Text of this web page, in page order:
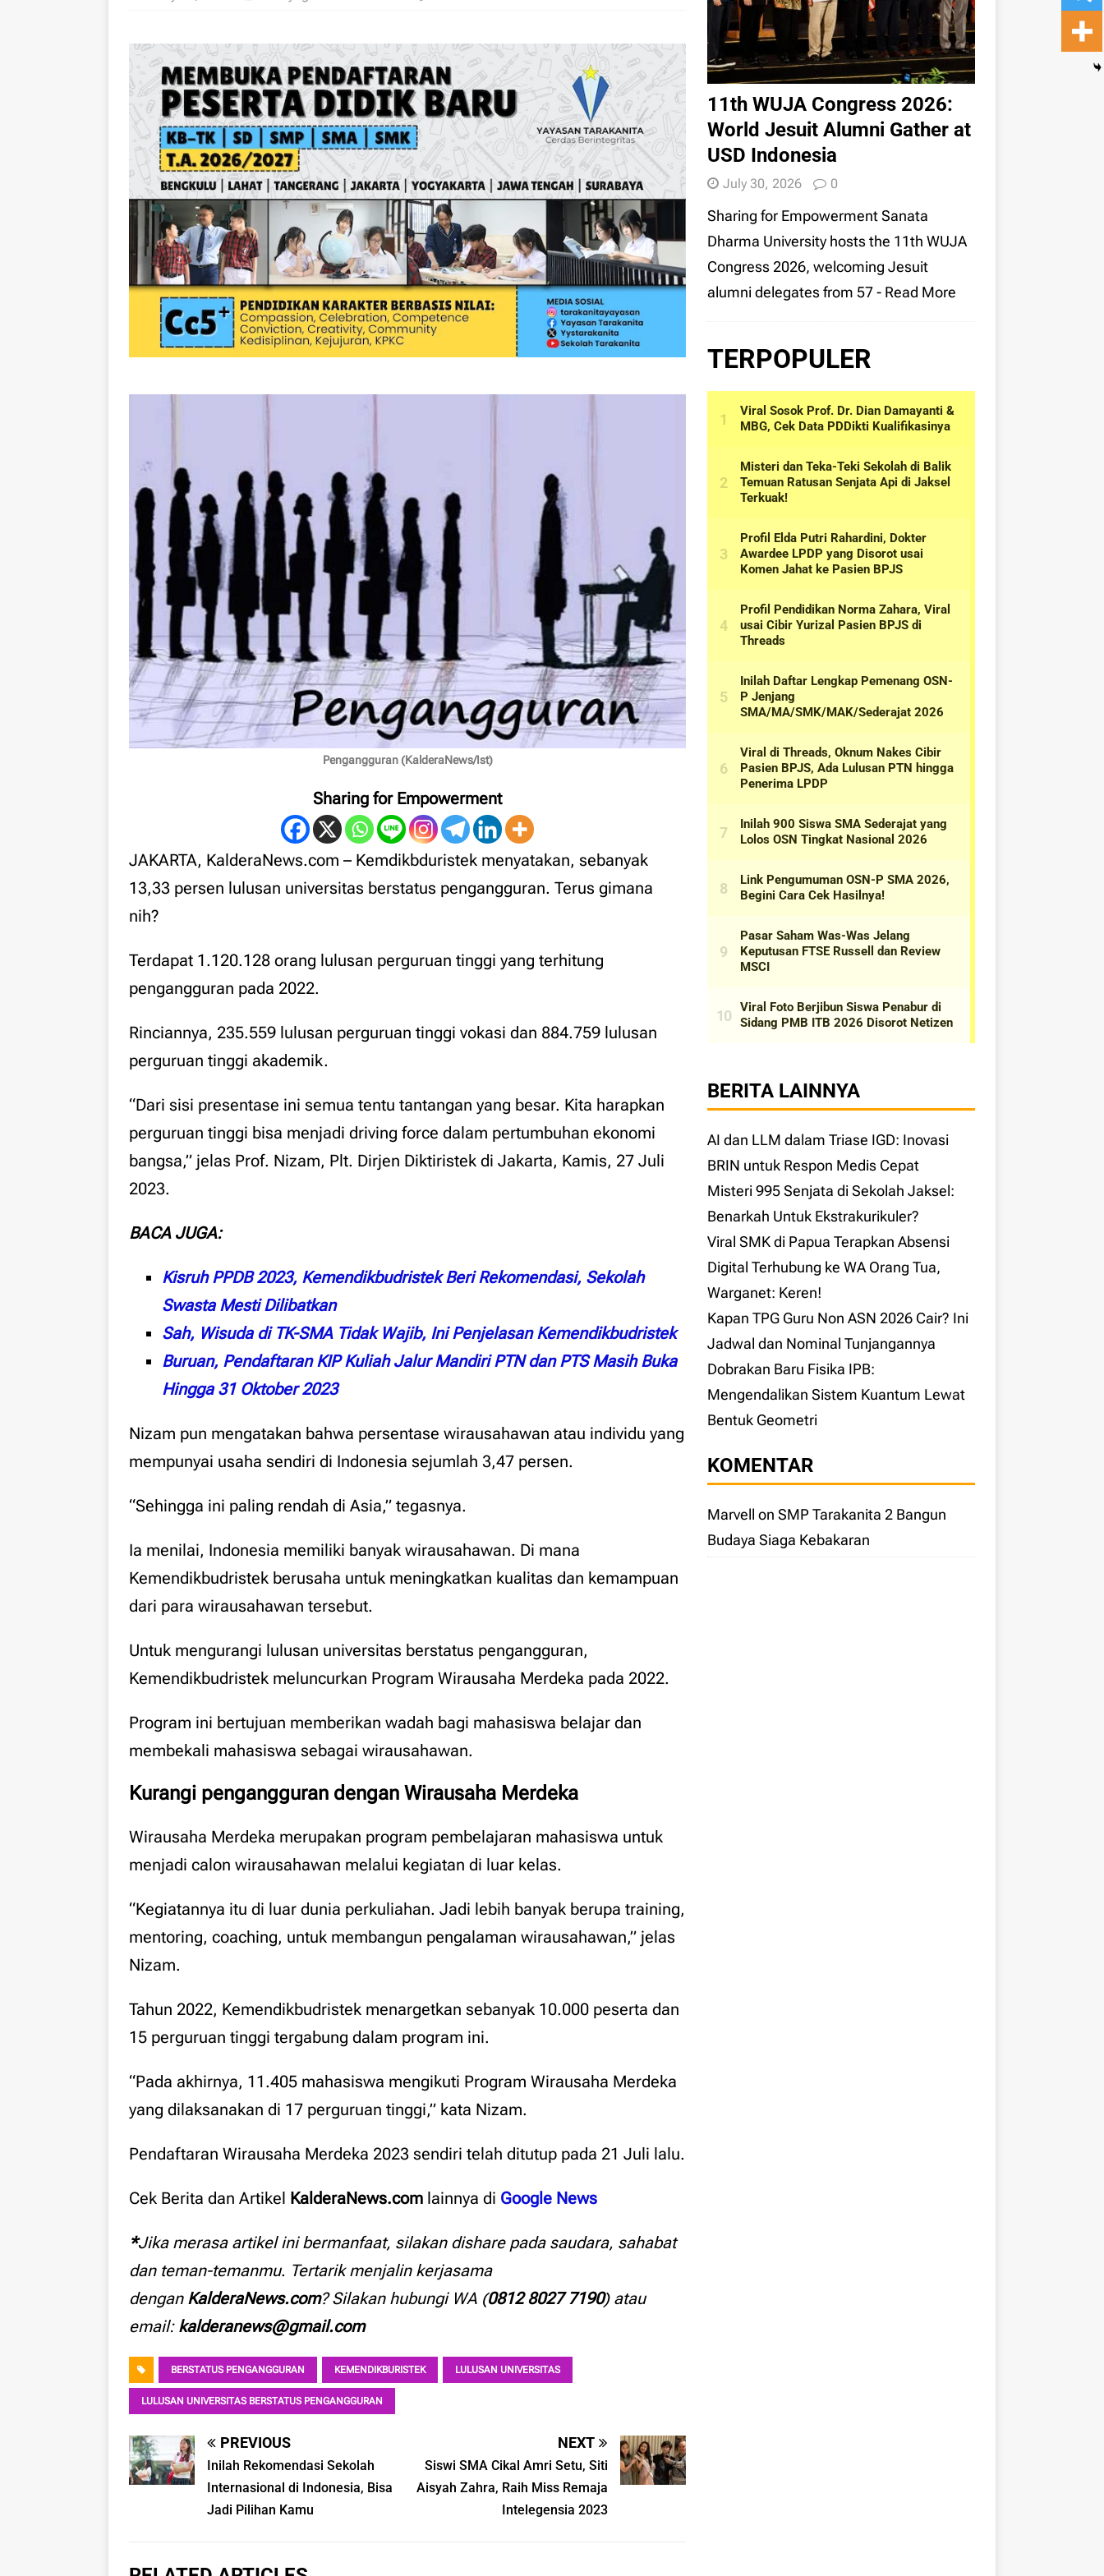
Respon Medis Cepat
SAINS
Pengangguran (KalderaNews/Ist)
Sharing for Empowerment
JAKARTA, KalderaNews.com – Kemdikbduristek menyatakan, sebanyak
13,33 persen lulusan universitas berstatus pengangguran. Terus gimana
nih?
Terdapat 1.120.128 orang lulusan perguruan tinggi yang terhitung
pengangguran pada 2022.
Rinciannya, 235.559 lulusan perguruan tinggi vokasi dan 884.759 lulusan
perguruan tinggi akademik.
“Dari sisi presentase ini semua tentu tantangan yang besar. Kita harapkan
perguruan tinggi bisa menjadi driving force dalam pertumbuhan ekonomi
bangsa,” jelas Prof. Nizam, Plt. Dirjen Diktiristek di Jakarta, Kamis, 27 Juli
2023.
BACA JUGA:
Kisruh PPDB 2023, Kemendikbudristek Beri Rekomendasi, Sekolah
Swasta Mesti Dilibatkan
Sah, Wisuda di TK-SMA Tidak Wajib, Ini Penjelasan Kemendikbudristek
Buruan, Pendaftaran KIP Kuliah Jalur Mandiri PTN dan PTS Masih Buka
Hingga 31 Oktober 2023
Nizam pun mengatakan bahwa persentase wirausahawan atau individu yang
mempunyai usaha sendiri di Indonesia sejumlah 3,47 persen.
“Sehingga ini paling rendah di Asia,” tegasnya.
Ia menilai, Indonesia memiliki banyak wirausahawan. Di mana
Kemendikbudristek berusaha untuk meningkatkan kualitas dan kemampuan
dari para wirausahawan tersebut.
Untuk mengurangi lulusan universitas berstatus pengangguran,
Kemendikbudristek meluncurkan Program Wirausaha Merdeka pada 2022.
Program ini bertujuan memberikan wadah bagi mahasiswa belajar dan
membekali mahasiswa sebagai wirausahawan.
Kurangi pengangguran dengan Wirausaha Merdeka
Wirausaha Merdeka merupakan program pembelajaran mahasiswa untuk
menjadi calon wirausahawan melalui kegiatan di luar kelas.
“Kegiatannya itu di luar dunia perkuliahan. Jadi lebih banyak berupa training,
mentoring, coaching, untuk membangun pengalaman wirausahawan,” jelas
Nizam.
Tahun 2022, Kemendikbudristek menargetkan sebanyak 10.000 peserta dan
15 perguruan tinggi tergabung dalam program ini.
“Pada akhirnya, 11.405 mahasiswa mengikuti Program Wirausaha Merdeka
yang dilaksanakan di 17 perguruan tinggi,” kata Nizam.
Pendaftaran Wirausaha Merdeka 2023 sendiri telah ditutup pada 21 Juli lalu.
Cek Berita dan Artikel KalderaNews.com lainnya di Google News
*Jika merasa artikel ini bermanfaat, silakan dishare pada saudara, sahabat
dan teman-temanmu. Tertarik menjalin kerjasama
dengan KalderaNews.com? Silakan hubungi WA (0812 8027 7190) atau
email: kalderanews@gmail.com
BERSTATUS PENGANGGURAN KEMENDIKBURISTEK LULUSAN UNIVERSITAS
LULUSAN UNIVERSITAS BERSTATUS PENGANGGURAN
PREVIOUS
Inilah Rekomendasi Sekolah
Internasional di Indonesia, Bisa
Jadi Pilihan Kamu
NEXT
Siswi SMA Cikal Amri Setu, Siti
Aisyah Zahra, Raih Miss Remaja
Intelegensia 2023
11th WUJA Congress 2026:
World Jesuit Alumni Gather at
USD Indonesia
July 30, 2026 0
Sharing for Empowerment Sanata
Dharma University hosts the 11th WUJA
Congress 2026, welcoming Jesuit
alumni delegates from 57- Read More
TERPOPULER
BERITA LAINNYA
AI dan LLM dalam Triase IGD: Inovasi
BRIN untuk Respon Medis Cepat
Misteri 995 Senjata di Sekolah Jaksel:
Benarkah Untuk Ekstrakurikuler?
Viral SMK di Papua Terapkan Absensi
Digital Terhubung ke WA Orang Tua,
Warganet: Keren!
Kapan TPG Guru Non ASN 2026 Cair? Ini
Jadwal dan Nominal Tunjangannya
Dobrakan Baru Fisika IPB:
Mengendalikan Sistem Kuantum Lewat
Bentuk Geometri
KOMENTAR
Marvell on SMP Tarakanita 2 Bangun
Budaya Siaga Kebakaran